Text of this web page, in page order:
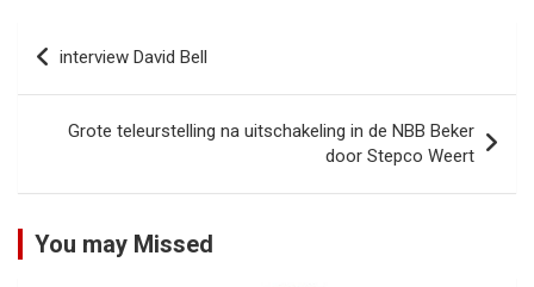
Bericht
navigatie
interview David Bell
Grote teleurstelling na uitschakeling in de NBB Beker
door Stepco Weert
You may Missed